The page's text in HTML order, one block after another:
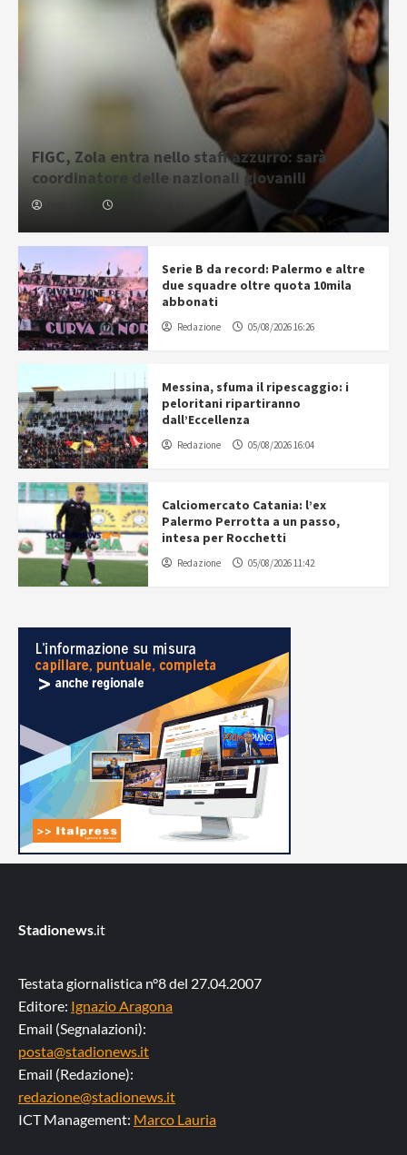
FIGC, Zola entra nello staff azzurro: sarà
coordinatore delle nazionali giovanili
Serie B da record: Palermo e altre
due squadre oltre quota 10mila
abbonati
Redazione 05/08/2026 16:26
Messina, sfuma il ripescaggio: i
peloritani ripartiranno
dall’Eccellenza
Redazione 05/08/2026 16:04
Calciomercato Catania: l’ex
Palermo Perrotta a un passo,
intesa per Rocchetti
Redazione 05/08/2026 11:42
Stadionews.it
Testata giornalistica n°8 del 27.04.2007
Editore: Ignazio Aragona
Email (Segnalazioni):
posta@stadionews.it
Email (Redazione):
redazione@stadionews.it
ICT Management: Marco Lauria